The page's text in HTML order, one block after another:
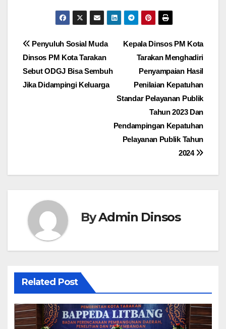
Navigasi
pos
Kepala Dinsos PM Kota
Tarakan Menghadiri
Penyampaian Hasil
Penilaian Kepatuhan
Standar Pelayanan Publik
Tahun 2023 Dan
Pendampingan Kepatuhan
Pelayanan Publik Tahun
2024
Penyuluh Sosial Muda
Dinsos PM Kota Tarakan
Sebut ODGJ Bisa Sembuh
Jika Didampingi Keluarga
ByAdmin Dinsos
Related Post